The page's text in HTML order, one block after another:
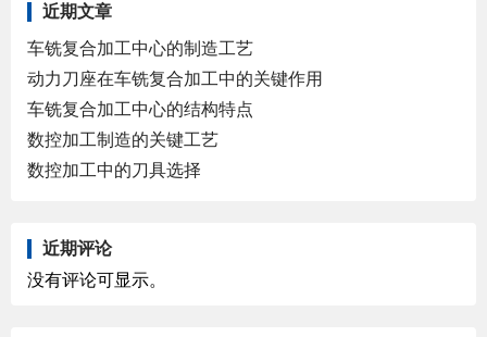
近期文章
车铣复合加工中心的制造工艺
动力刀座在车铣复合加工中的关键作用
车铣复合加工中心的结构特点
数控加工制造的关键工艺
数控加工中的刀具选择
近期评论
没有评论可显示。